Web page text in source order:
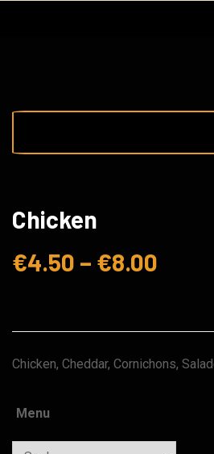
Chicken
€4.50 – €8.00
Chicken, Cheddar, Cornichons,
Menu